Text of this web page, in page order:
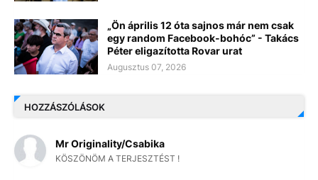
„Ön április 12 óta sajnos már nem csak
egy random Facebook-bohóc” - Takács
Péter eligazította Rovar urat
Augusztus 07, 2026
HOZZÁSZÓLÁSOK
Mr Originality/Csabika
KÖSZÖNÖM A TERJESZTÉST !